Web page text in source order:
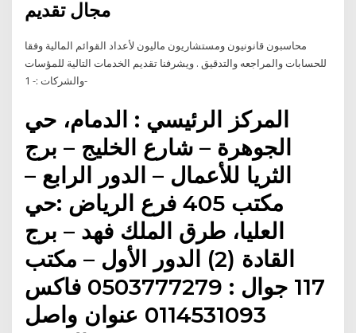
محاسبون قانونيون ومستشاريون ماليون لأعداد القوائم المالية وفقا
للحسابات والمراجعه والتدقيق . ويشرفنا تقديم الخدمات التالية للمؤسات
والشركات :- 1-
المركز الرئيسي : الدمام، حي
الجوهرة – شارع الخليج – برج
الثريا للأعمال – الدور الرابع –
مكتب 405 فرع الرياض :حي
العليا، طرق الملك فهد – برج
القادة (2) الدور الأول – مكتب
117 جوال : 0503777279 فاكس
0114531093 عنوان واصل